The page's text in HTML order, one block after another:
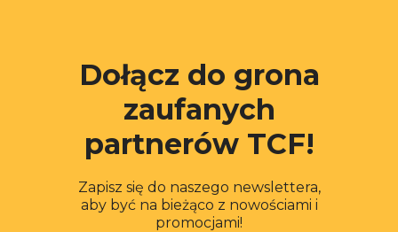
Dołącz do grona
zaufanych
partnerów TCF!
Zapisz się do naszego newslettera,
aby być na bieżąco z nowościami i
promocjami!